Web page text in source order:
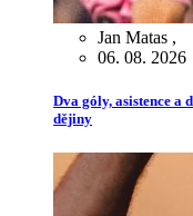
Jan Matas ,
06. 08. 2026
Dva góly, asistence a
dějiny